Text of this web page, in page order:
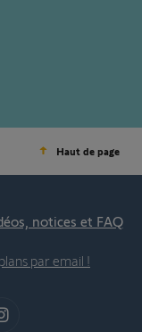
Haut de page
notices et FAQ
par email !